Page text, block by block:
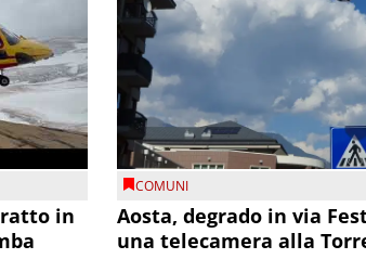
in
COMUNI
Aosta, degrado in via
una telecamera alla